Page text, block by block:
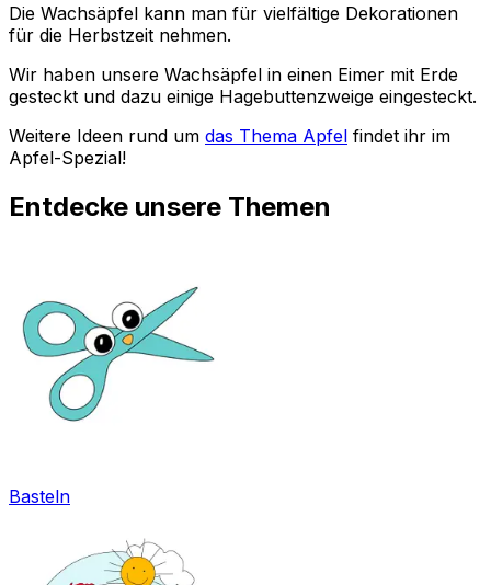
Die Wachsäpfel kann man für vielfältige Dekorationen
für die Herbstzeit nehmen.
Wir haben unsere Wachsäpfel in einen Eimer mit Erde
gesteckt und dazu einige Hagebuttenzweige eingesteckt.
Weitere Ideen rund um das Thema Apfel findet ihr im
Apfel-Spezial!
Entdecke unsere Themen
Basteln